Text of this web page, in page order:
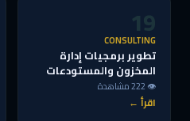
19
CONSULTING
تطوير برمجيات إدارة
المخزون والمستودعات
👁 222 مشاهدة
اقرأ ←